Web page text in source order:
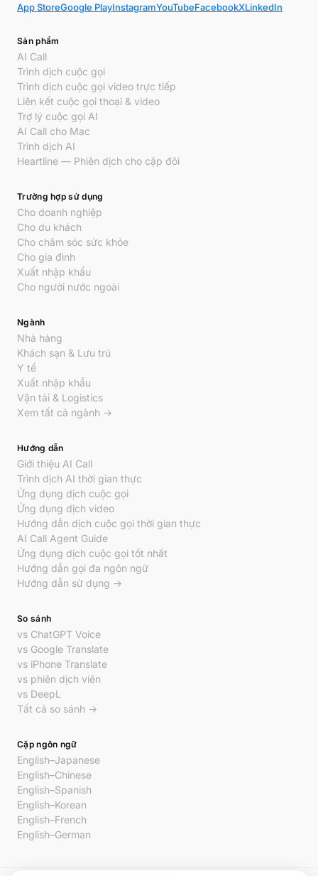
App StoreGoogle PlayInstagramYouTubeFacebookXLinkedIn
Sản phẩm
AI Call
Trình dịch cuộc gọi
Trình dịch cuộc gọi video trực tiếp
Liên kết cuộc gọi thoại & video
Trợ lý cuộc gọi AI
AI Call cho Mac
Trình dịch AI
Heartline — Phiên dịch cho cặp đôi
Trường hợp sử dụng
Cho doanh nghiệp
Cho du khách
Cho chăm sóc sức khỏe
Cho gia đình
Xuất nhập khẩu
Cho người nước ngoài
Ngành
Nhà hàng
Khách sạn & Lưu trú
Y tế
Xuất nhập khẩu
Vận tải & Logistics
Xem tất cả ngành →
Hướng dẫn
Giới thiệu AI Call
Trình dịch AI thời gian thực
Ứng dụng dịch cuộc gọi
Ứng dụng dịch video
Hướng dẫn dịch cuộc gọi thời gian thực
AI Call Agent Guide
Ứng dụng dịch cuộc gọi tốt nhất
Hướng dẫn gọi đa ngôn ngữ
Hướng dẫn sử dụng →
So sánh
vs ChatGPT Voice
vs Google Translate
vs iPhone Translate
vs phiên dịch viên
vs DeepL
Tất cả so sánh →
Cặp ngôn ngữ
English–Japanese
English–Chinese
English–Spanish
English–Korean
English–French
English–German